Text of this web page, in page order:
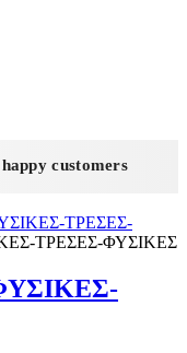
customers
ΤΡΕΣΕΣ-
ΤΡΕΣΕΣ-ΦΥΣΙΚΕΣ